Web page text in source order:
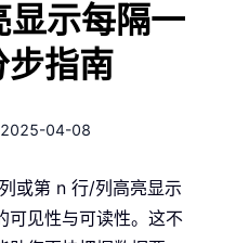
示每隔一
指南
2025-04-08
或第 n 行/列高亮显示
可见性与可读性。这不